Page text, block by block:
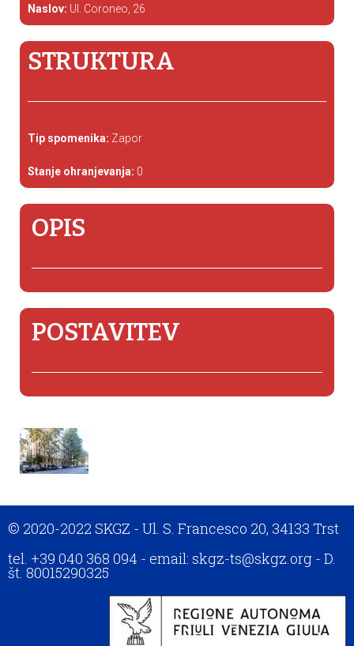
Naslov: Ul. Coroneo, 26
STRUKTURA
Tip spomenika: Zapor
Stanje ohranjevanja: 0
OPIS
POSTAVITEV
© 2020-2022 SKGZ - Ul. S. Francesco 20, 34133 Trst
tel. +39 040 368 094 - email: skgz-ts@skgz.org - D.
št. 80015290325